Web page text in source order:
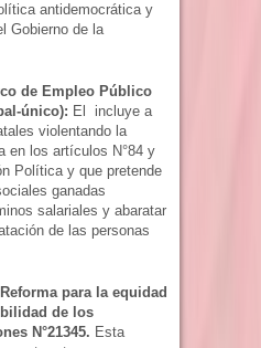
antidemocrática y
Gobierno de la
de Empleo Público
único): El incluye a
violentando la
en los artículos N°84 y
Política y que pretende
ganadas
salariales y abaratar
de las personas
para la equidad
de los
N°21345. Esta